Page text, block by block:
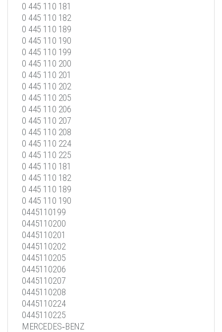
0 445 110 181
0 445 110 182
0 445 110 189
0 445 110 190
0 445 110 199
0 445 110 200
0 445 110 201
0 445 110 202
0 445 110 205
0 445 110 206
0 445 110 207
0 445 110 208
0 445 110 224
0 445 110 225
0 445 110 181
0 445 110 182
0 445 110 189
0 445 110 190
0445110199
0445110200
0445110201
0445110202
0445110205
0445110206
0445110207
0445110208
0445110224
0445110225
MERCEDES‐BENZ